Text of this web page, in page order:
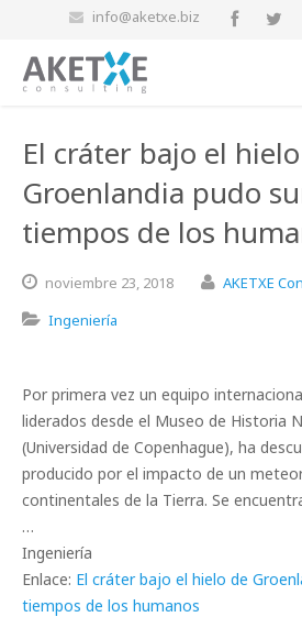
info@aketxe.biz
El cráter bajo el
Groenlandia pudo
tiempos de los
noviembre 23, 2018
AKETXE
Ingeniería
Por primera vez un equipo
liderados desde el Museo de Historia
(Universidad de Copenhague), ha
producido por el impacto de un
continentales de la Tierra. Se
…
Ingeniería
Enlace: El cráter bajo el hielo de
tiempos de los humanos